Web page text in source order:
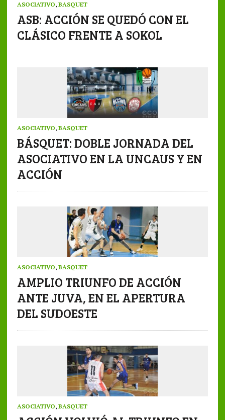
ASOCIATIVO, BASQUET
ASB: ACCIÓN SE QUEDÓ CON EL
CLÁSICO FRENTE A SOKOL
ASOCIATIVO, BASQUET
BÁSQUET: DOBLE JORNADA DEL
ASOCIATIVO EN LA UNCAUS Y EN
ACCIÓN
ASOCIATIVO, BASQUET
AMPLIO TRIUNFO DE ACCIÓN
ANTE JUVA, EN EL APERTURA
DEL SUDOESTE
ASOCIATIVO, BASQUET